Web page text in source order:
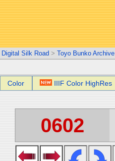
Digital Silk Road > Toyo Bunko Archive
Color IIIF Color HighRes
0602